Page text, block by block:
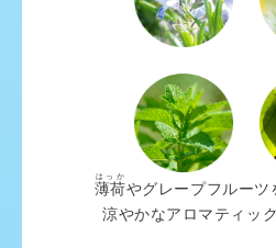
薄荷
はっか
やグレープフルーツ
涼やかなアロマティッ